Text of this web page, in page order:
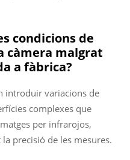
condicions de
càmera malgrat
a fàbrica?
introduir variacions de
complexes que
per infrarojos,
precisió de les mesures.